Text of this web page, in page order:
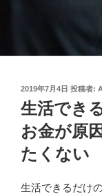
投
稿
日:
2019年7月4日 投稿者:
生活でき
お金が原
たくない
生活できるだけ